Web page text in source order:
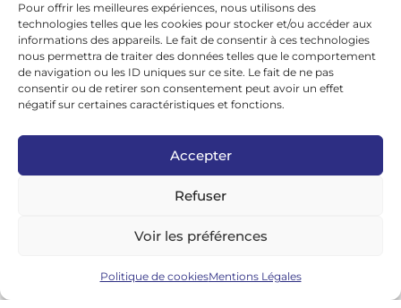
Pour offrir les meilleures expériences, nous utilisons des
technologies telles que les cookies pour stocker et/ou accéder aux
informations des appareils. Le fait de consentir à ces technologies
nous permettra de traiter des données telles que le comportement
de navigation ou les ID uniques sur ce site. Le fait de ne pas
consentir ou de retirer son consentement peut avoir un effet
négatif sur certaines caractéristiques et fonctions.
Accepter
Refuser
Voir les préférences
Politique de cookiesMentions Légales
Tern Thule Nakamura
Réseaux sociaux
facebook